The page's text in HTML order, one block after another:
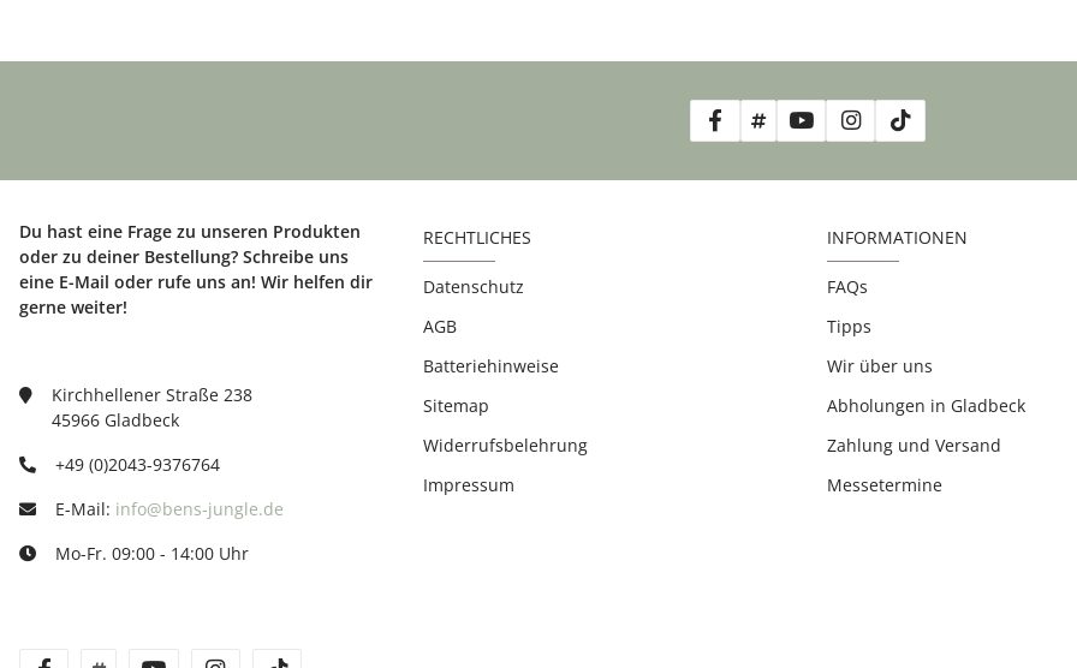
Du hast eine Frage zu unseren Produkten
oder zu deiner Bestellung? Schreibe uns
eine E-Mail oder rufe uns an! Wir helfen dir
gerne weiter!
Kirchhellener Straße 238
45966 Gladbeck
+49 (0)2043-9376764
E-Mail: info@bens-jungle.de
Mo-Fr. 09:00 - 14:00 Uhr
RECHTLICHES
Datenschutz
AGB
Batteriehinweise
Sitemap
Widerrufsbelehrung
Impressum
INFORMATIONEN
FAQs
Tipps
Wir über uns
Abholungen in Gladbeck
Zahlung und Versand
Messetermine